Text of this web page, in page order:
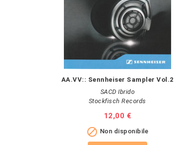
AA.VV:: Sennheiser Sampler Vol.2
SACD Ibrido
Stockfisch Records
Prezzo
12,00 €
 Non disponibile